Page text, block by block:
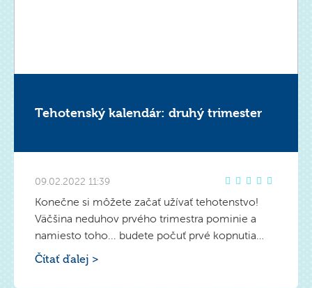
Tehotenský kalendár: druhý trimester
09.02.2022 11:39
Konečne si môžete začať užívať tehotenstvo!
Väčšina neduhov prvého trimestra pominie a
namiesto toho... budete počuť prvé kopnutia
vášho bábätka.
Čítať ďalej >